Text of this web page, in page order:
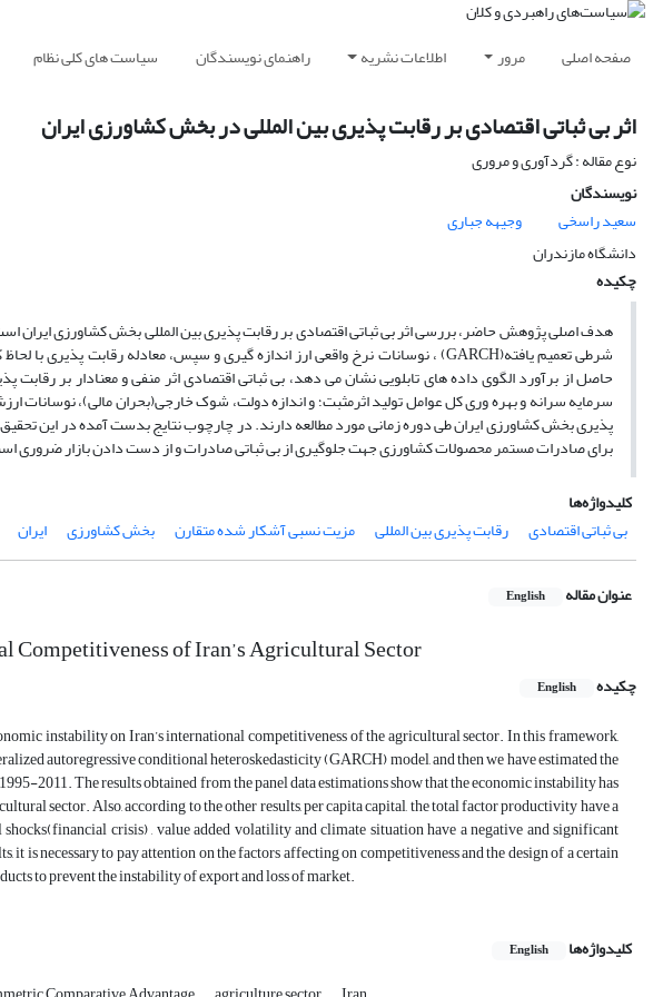
صفحه اصلی مرور اطلاعات نشریه راهنمای نویسندگان سیاست های کلی نظام
اثر بی ثباتی اقتصادی بر رقابت پذیری بین المللی در بخش کشاورزی ایران
نوع مقاله : گردآوری و مروری
نویسندگان
سعید راسخی
وجیهه جباری
دانشگاه مازندران
چکیده
هدف اصلی پژوهش حاضر، بررسی اثر بی ثباتی اقتصادی بر رقابت پذیری بین المللی بخش کشاورزی ایران
حاصل از برآورد الگوی داده های تابلویی نشان می دهد، بی ثباتی اقتصادی اثر منفی و معنادار بر
سرمایه سرانه و بهره وری کل عوامل تولید اثرمثبت؛ و اندازه دولت، شوک خارجی(بحران مالی)، نوسانات
پذیری بخش کشاورزی ایران طی دوره زمانی مورد مطالعه دارند. در چارچوب نتایج بدست آمده در این
برای صادرات مستمر محصولات کشاورزی جهت جلوگیری از بی ثباتی صادرات و از دست دادن بازار ضروری
کلیدواژه‌ها
بی ثباتی اقتصادی
رقابت پذیری بین المللی مزیت نسبی آشکار شده متقارن بخش کشاورزی ایران
عنوان مقاله English
of Iran’s Agricultural Sector
چکیده English
instability on Iran’s international competitiveness of the agricultural sector. In this framework,
autoregressive conditional heteroskedasticity (GARCH) model, and then we have estimated the
2011. The results obtained from the panel data estimations show that the economic instability has
sector. Also, according to the other results, per capita capital, the total factor productivity have a
crisis) , value added volatility and climate situation have a negative and significant
is necessary to pay attention on the factors affecting on competitiveness and the design of a certain
to prevent the instability of export and loss of market.
کلیدواژه‌ها English